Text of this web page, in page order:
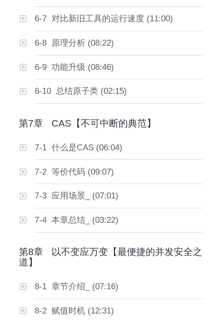
6-7 对比新旧工具的运行速度 (11:00)
6-8 原理分析 (08:22)
6-9 功能升级 (08:46)
6-10 总结原子类 (02:15)
第7章 CAS【不可中断的典范】
7-1 什么是CAS (06:04)
7-2 等价代码 (09:07)
7-3 应用场景_ (07:01)
7-4 本章总结_ (03:22)
第8章
以不变应万变【最便捷的并发安全之
道】
8-1 章节介绍_ (07:16)
8-2 赋值时机 (12:31)